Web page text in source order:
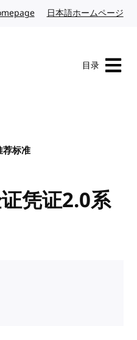
英文日本語ホームページ
目录
荐标准
凭证2.0系